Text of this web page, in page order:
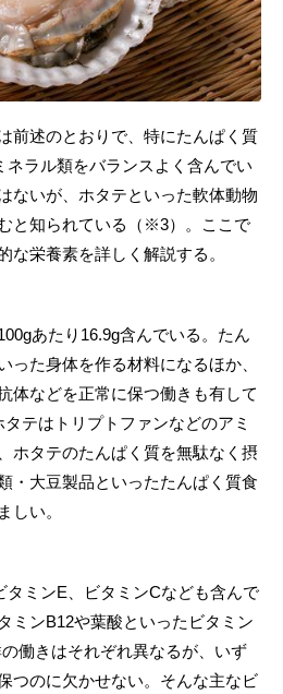
前述のとおりで、特にたんぱく質
ネラル類をバランスよく含んでい
ないが、ホタテといった軟体動物
と知られている（※3）。ここで
な栄養素を詳しく解説する。
あたり16.9g含んでいる。たん
った身体を作る材料になるほか、
体などを正常に保つ働きも有して
テはトリプトファンなどのアミ
ホタテのたんぱく質を無駄なく摂
・大豆製品といったたんぱく質食
しい。
タミンE、ビタミンCなども含んで
ミンB12や葉酸といったビタミン
働きはそれぞれ異なるが、いず
つのに欠かせない。そんな主なビ